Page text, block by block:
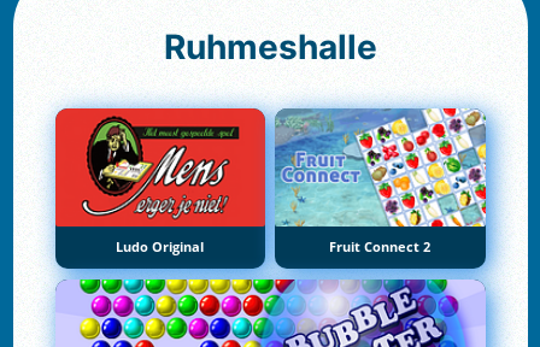
Ruhmeshalle
Ludo Original Fruit Connect 2